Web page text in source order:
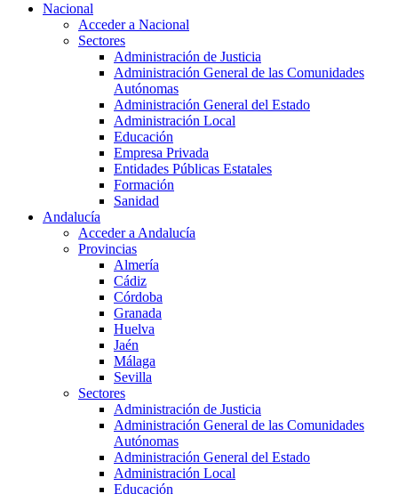
Nacional
Acceder a Nacional
Sectores
Administración de Justicia
Administración General de las Comunidades
Autónomas
Administración General del Estado
Administración Local
Educación
Empresa Privada
Entidades Públicas Estatales
Formación
Sanidad
Andalucía
Acceder a Andalucía
Provincias
Almería
Cádiz
Córdoba
Granada
Huelva
Jaén
Málaga
Sevilla
Sectores
Administración de Justicia
Administración General de las Comunidades
Autónomas
Administración General del Estado
Administración Local
Educación